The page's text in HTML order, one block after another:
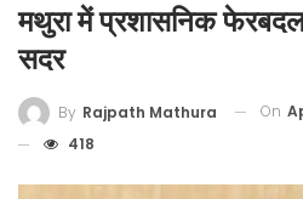
मथुरा में प्रशासनिक
सदर
By Rajpath Mathura On
418